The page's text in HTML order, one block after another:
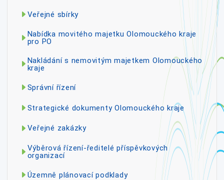
Veřejné sbírky
Nabídka movitého majetku Olomouckého kraje
pro PO
Nakládání s nemovitým majetkem Olomouckého
kraje
Správní řízení
Strategické dokumenty Olomouckého kraje
Veřejné zakázky
Výběrová řízení-ředitelé příspěvkových
organizací
Územně plánovací podklady